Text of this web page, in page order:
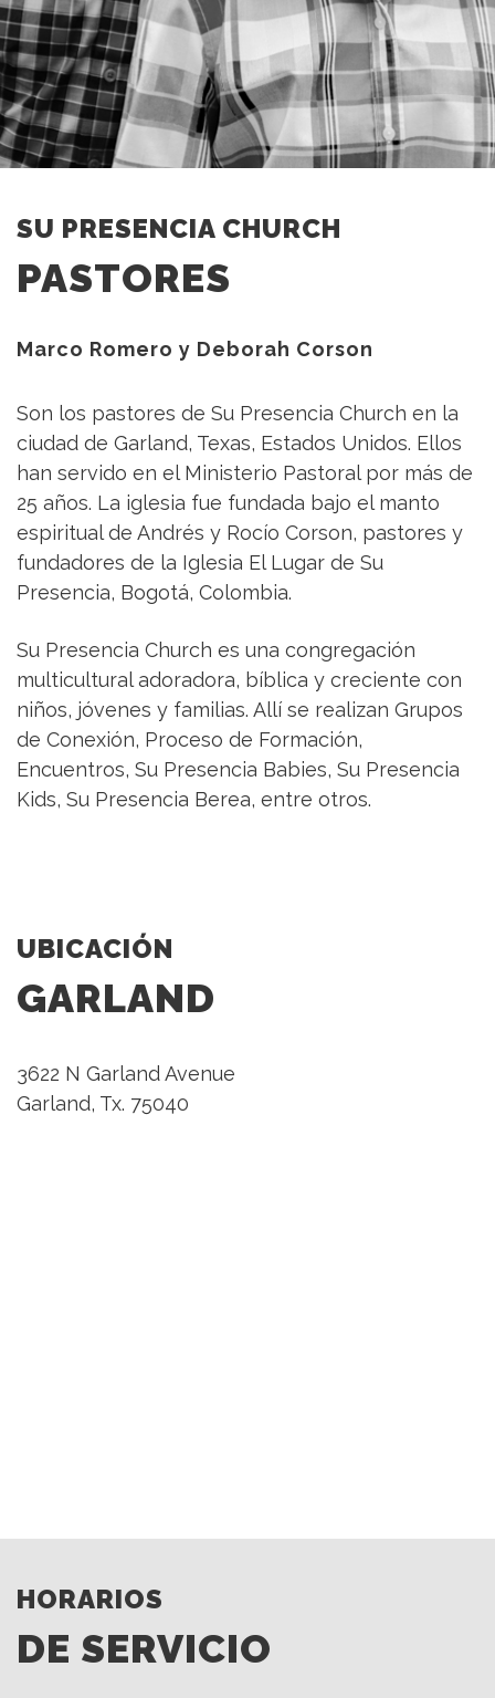
SU PRESENCIA CHURCH
PASTORES
Marco Romero y Deborah Corson
Son los pastores de Su Presencia Church en la
ciudad de Garland, Texas, Estados Unidos. Ellos
han servido en el Ministerio Pastoral por más de
25 años. La iglesia fue fundada bajo el manto
espiritual de Andrés y Rocío Corson, pastores y
fundadores de la Iglesia El Lugar de Su
Presencia, Bogotá, Colombia.
Su Presencia Church es una congregación
multicultural adoradora, bíblica y creciente con
niños, jóvenes y familias. Allí se realizan Grupos
de Conexión, Proceso de Formación,
Encuentros, Su Presencia Babies, Su Presencia
Kids, Su Presencia Berea, entre otros.
UBICACIÓN
GARLAND
3622 N Garland Avenue
Garland, Tx. 75040
HORARIOS
DE SERVICIO